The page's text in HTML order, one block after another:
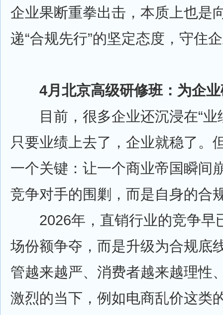
企业果断重拳出击，本质上也是
递“合规先行”的坚定态度，守住
4月北京高级研修班：为企
目前，很多企业还沉浸在“业
只要业绩上去了，企业就稳了。
一个关键：让一个商业帝国瞬间
竞争对手的围剿，而是自身的合
2026年，直销行业的竞争早
场份额争夺，而是升级为合规底
管越来越严、消费者越来越理性
激烈的当下，例如电商乱价这类